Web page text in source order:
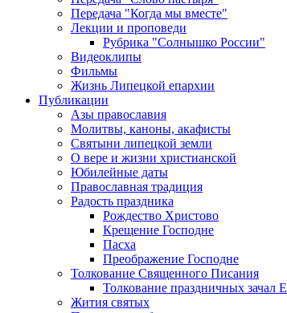
Передача "Когда мы вместе"
Лекции и проповеди
Рубрика "Солнышко России"
Видеоклипы
Фильмы
Жизнь Липецкой епархии
Публикации
Азы православия
Молитвы, каноны, акафисты
Святыни липецкой земли
О вере и жизни христианской
Юбилейные даты
Православная традиция
Радость праздника
Рождество Христово
Крещение Господне
Пасха
Преображение Господне
Толкование Священного Писания
Толкование праздничных зачал
Жития святых